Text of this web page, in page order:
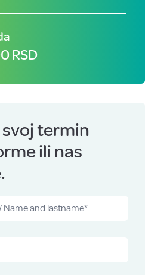
RSD
termin
ili nas